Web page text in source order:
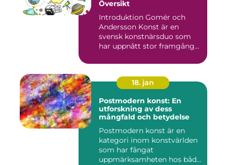
Översikt
Introduktion Gomér och
Andersson Konst är en
svensk konstnärsduo som
har uppnått stor framgång
18. jan
Postmodern konst: En
utforskning av dess
mångfald och betydelse
Postmodern konst är en
kategori inom konstvärlden
som har fångat
uppmärksamheten hos både